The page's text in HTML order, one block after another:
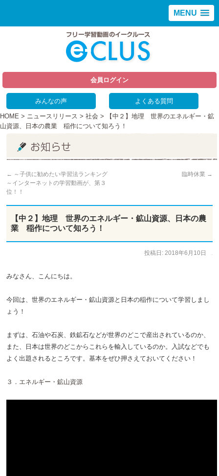
MENU
会員ログイン
みんなの声 よくある質問
HOME > ニュースリリース > 社会 > 【中２】地理 世界のエネルギー・鉱
山資源、日本の農業 稲作について知ろう！
← ～子供に勧めたい学習法ランキング
～インターネットの学習動画が、第３
位！！
臨時休業 →
【中２】地理 世界のエネルギー・鉱山資源、日本の農
業 稲作について知ろう！
投稿日: 2018年6月10日
みなさん、こんにちは。
今回は、世界のエネルギー・鉱山資源と日本の稲作について学習しまし
ょう！
まずは、石油や石炭、鉄鉱石などが世界のどこで産出されているのか、
また、日本は世界のどこからこれらを輸入しているのか。入試などでも
よく出題されるところです。基本をぜひ押さえておいてください！
３．エネルギー・鉱山資源